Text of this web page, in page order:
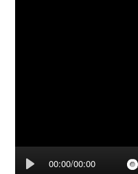
00:00/00:00